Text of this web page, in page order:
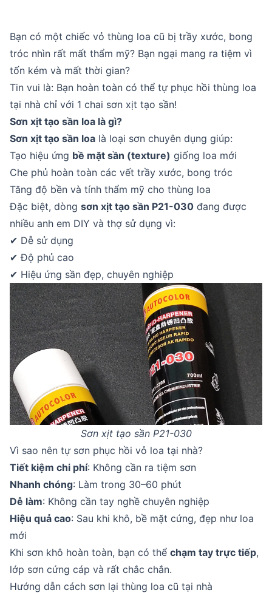
Bạn có một chiếc vỏ thùng loa cũ bị trầy xước, bong
tróc nhìn rất mất thẩm mỹ? Bạn ngại mang ra tiệm vì
tốn kém và mất thời gian?
Tin vui là: Bạn hoàn toàn có thể tự phục hồi thùng loa
tại nhà chỉ với 1 chai sơn xịt tạo sần!
Sơn xịt tạo sần loa là gì?
Sơn xịt tạo sần loa là loại sơn chuyên dụng giúp:
Tạo hiệu ứng bề mặt sần (texture) giống loa mới
Che phủ hoàn toàn các vết trầy xước, bong tróc
Tăng độ bền và tính thẩm mỹ cho thùng loa
Đặc biệt, dòng sơn xịt tạo sần P21-030 đang được
nhiều anh em DIY và thợ sử dụng vì:
✔ Dễ sử dụng
✔ Độ phủ cao
✔ Hiệu ứng sần đẹp, chuyên nghiệp
Sơn xịt tạo sần P21-030
Vì sao nên tự sơn phục hồi vỏ loa tại nhà?
Tiết kiệm chi phí: Không cần ra tiệm sơn
Nhanh chóng: Làm trong 30–60 phút
Dễ làm: Không cần tay nghề chuyên nghiệp
Hiệu quả cao: Sau khi khô, bề mặt cứng, đẹp như loa
mới
Khi sơn khô hoàn toàn, bạn có thể chạm tay trực tiếp,
lớp sơn cứng cáp và rất chắc chắn.
Hướng dẫn cách sơn lại thùng loa cũ tại nhà